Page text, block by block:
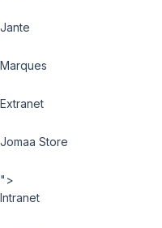
Jante
Marques
Extranet
Jomaa Store
">
Intranet